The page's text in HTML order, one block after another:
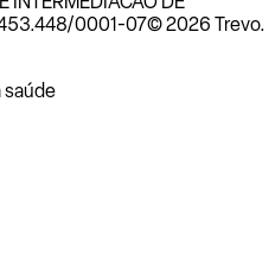
0001-07© 2026 Trevo.
saúde